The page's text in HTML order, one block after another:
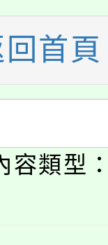
分析基
導中心
、社會
加。
辦理
音徵
動海報
度學生
觀特色
畫」
部表揚
獎」
年度第
首頁
容類型